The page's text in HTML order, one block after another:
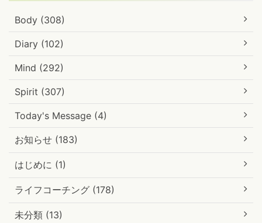
Body (308)
Diary (102)
Mind (292)
Spirit (307)
Today's Message (4)
お知らせ (183)
はじめに (1)
ライフコーチング (178)
未分類 (13)